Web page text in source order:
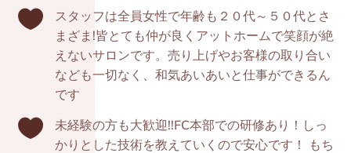

スタッフは全員女性で年齢も２０代～５０代とさ
まざま!皆とても仲が良くアットホームで笑顔が絶
えないサロンです。売り上げやお客様の取り合い
なども一切なく、和気あいあいと仕事ができるん
です

未経験の方も大歓迎!!FC本部での研修あり！しっ
かりとした技術を教えていくので安心です！ もち